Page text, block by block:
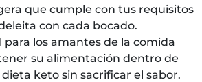
que cumple con tus requisitos
con cada bocado.
para los amantes de la comida
su alimentación dentro de
keto sin sacrificar el sabor.